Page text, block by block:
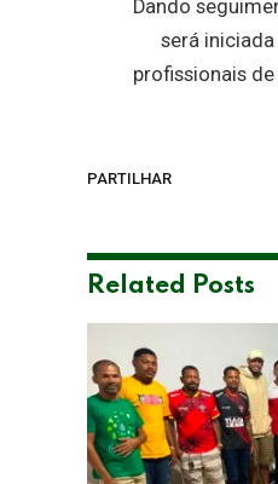
Dando
será
profissionais
PARTILHAR
Related Posts